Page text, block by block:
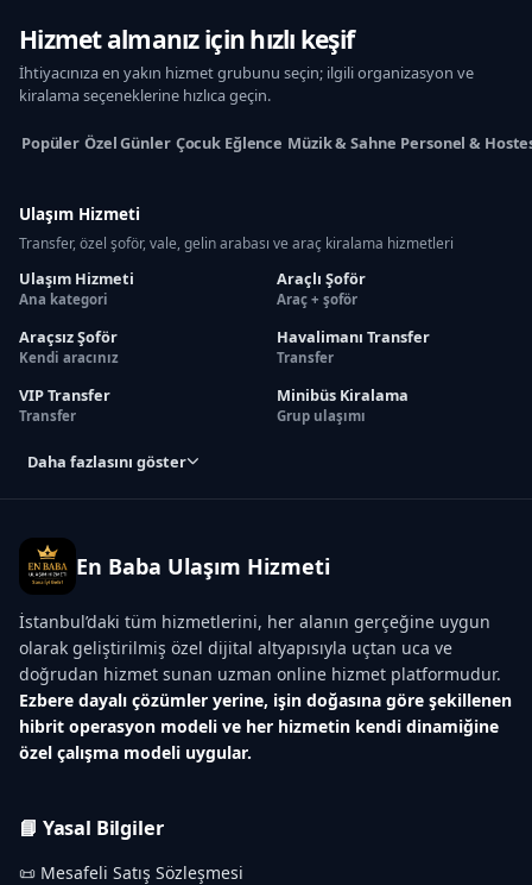
Hizmet almanız için hızlı keşif
İhtiyacınıza en yakın hizmet grubunu seçin; ilgili organizasyon ve
kiralama seçeneklerine hızlıca geçin.
Popüler Özel Günler Çocuk Eğlence Müzik & Sahne Personel &
Ulaşım Hizmeti
Transfer, özel şoför, vale, gelin arabası ve araç kiralama hizmetleri
Ulaşım Hizmeti
Ana kategori
Araçlı Şoför
Araç + şoför
Araçsız Şoför
Kendi aracınız
Havalimanı Transfer
Transfer
VIP Transfer
Transfer
Minibüs Kiralama
Grup ulaşımı
Daha fazlasını göster
En Baba Ulaşım Hizmeti
İstanbul’daki tüm hizmetlerini, her alanın gerçeğine uygun
olarak geliştirilmiş özel dijital altyapısıyla uçtan uca ve
doğrudan hizmet sunan uzman online hizmet platformudur.
Ezbere dayalı çözümler yerine, işin doğasına göre şekillenen
hibrit operasyon modeli ve her hizmetin kendi dinamiğine
özel çalışma modeli uygular.
📘 Yasal Bilgiler
📜 Mesafeli Satış Sözleşmesi